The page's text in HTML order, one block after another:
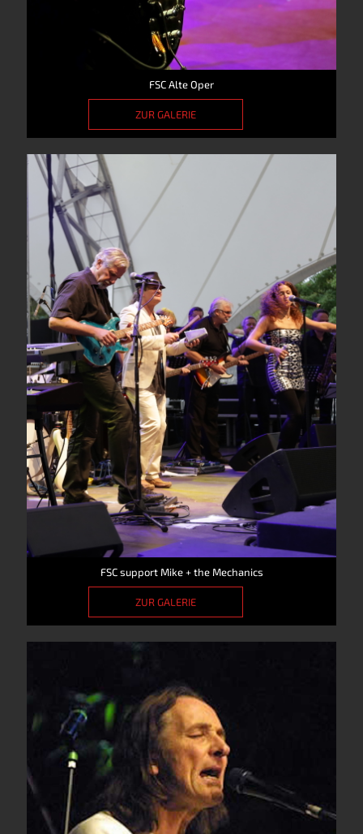
FSC Alte Oper
ZUR GALERIE
FSC support Mike + the Mechanics
ZUR GALERIE